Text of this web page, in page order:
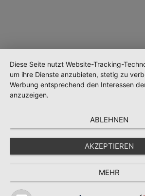
Wird
Diese Seite nutzt Website-Tracking-
um ihre Dienste anzubieten, stetig zu
Werbung entsprechend den Interessen
anzuzeigen.
ABLEHNEN
AKZEPTIEREN
MEHR